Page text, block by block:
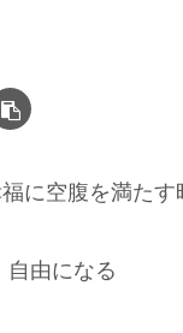
に空腹を満たす
自由になる